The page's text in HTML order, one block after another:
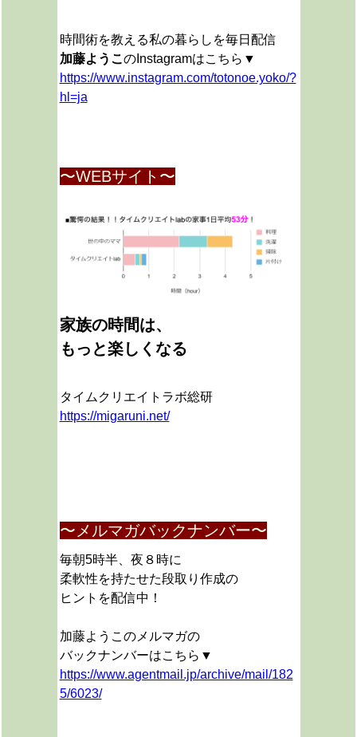
時間術を教える私の暮らしを毎日配信
加藤ようこ のInstagramはこちら▼
https://www.instagram.com/totonoe.yoko/?
hl=ja
〜WEBサイト〜
家族の時間は、
もっと楽しくなる
タイムクリエイトラボ総研
https://migaruni.net/
〜メルマガバックナンバー〜
毎朝5時半、夜８時に
柔軟性を持たせた段取り作成の
ヒントを配信中！
加藤ようこのメルマガの
バックナンバーはこちら▼
https://www.agentmail.jp/archive/mail/182
5/6023/